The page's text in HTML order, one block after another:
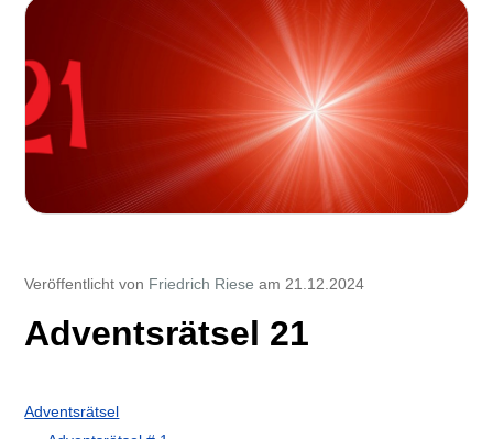
Veröffentlicht von Friedrich Riese am 21.12.2024
Adventsrätsel 21
Adventsrätsel